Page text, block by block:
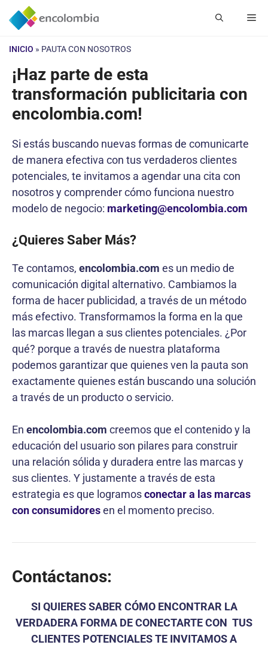
Saltar
INICIO » PAUTA CON NOSOTROS
¡Haz parte de esta
transformación publicitaria con
encolombia.com!
Si estás buscando nuevas formas de comunicarte
de manera efectiva con tus verdaderos clientes
potenciales, te invitamos a agendar una cita con
nosotros y comprender cómo funciona nuestro
modelo de negocio: marketing@encolombia.com
¿Quieres Saber Más?
Te contamos, encolombia.com es un medio de
comunicación digital alternativo. Cambiamos la
forma de hacer publicidad, a través de un método
más efectivo. Transformamos la forma en la que
las marcas llegan a sus clientes potenciales. ¿Por
qué? porque a través de nuestra plataforma
podemos garantizar que quienes ven la pauta son
exactamente quienes están buscando una solución
a través de un producto o servicio.
En encolombia.com creemos que el contenido y la
educación del usuario son pilares para construir
una relación sólida y duradera entre las marcas y
sus clientes. Y justamente a través de esta
estrategia es que logramosconectar a las marcas
con consumidoresen el momento preciso.
Contáctanos:
SI QUIERES SABER CÓMO ENCONTRAR LA
VERDADERA FORMA DE CONECTARTE CON TUS
CLIENTES POTENCIALES TE INVITAMOS A